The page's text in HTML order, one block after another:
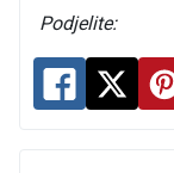
Podjelite: